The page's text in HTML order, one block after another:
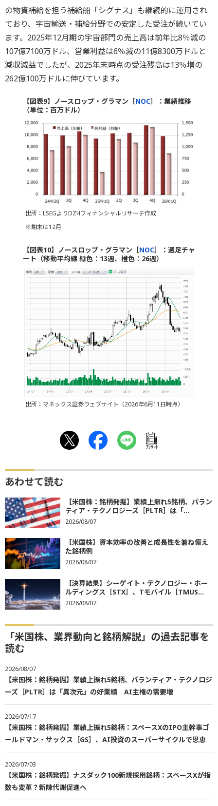
の物資補給を担う補給船「シグナス」も継続的に運用され
ており、宇宙輸送・補給分野での安定した受注が続いてい
ます。2025年12月期の宇宙部門の売上高は前年比8％減の
107億7100万ドル、営業利益は6％減の11億8300万ドルと
減収減益でしたが、2025年末時点の受注残高は13％増の
262億100万ドルに伸びています。
【図表9】ノースロップ・グラマン［NOC］：業績推移
（単位：百万ドル）
出所：LSEGよりDZHフィナンシャルリサーチ作成
※期末は12月
【図表10】ノースロップ・グラマン［NOC］：週足チャ
ート（移動平均線 緑色：13週、橙色：26週）
出所：マネックス証券ウェブサイト（2026年6月11日時点）
ｱﾝｹｰﾄ
あわせて読む
【米国株：銘柄発掘】業績上振れ5銘柄、パラン
ティア・テクノロジーズ［PLTR］は「...
2026/08/07
【米国株】資本効率の改善と成長性を兼ね備え
た銘柄例
2026/08/07
【決算結果】シーゲイト・テクノロジー・ホー
ルディングス［STX］、Tモバイル［TMUS...
2026/08/07
「米国株、業界動向と銘柄解説」の過去記事を
読む
2026/08/07
【米国株：銘柄発掘】業績上振れ5銘柄、パランティア・テクノロジ
ーズ［PLTR］は「異次元」の好業績 AI主権の需要増
2026/07/17
【米国株：銘柄発掘】業績上振れ5銘柄：スペースXのIPO主幹事ゴ
ールドマン・サックス［GS］、AI投資のスーパーサイクルで恩恵
2026/07/03
【米国株：銘柄発掘】ナスダック100新規採用銘柄：スペースXが指
数も変革？新陳代謝促進へ